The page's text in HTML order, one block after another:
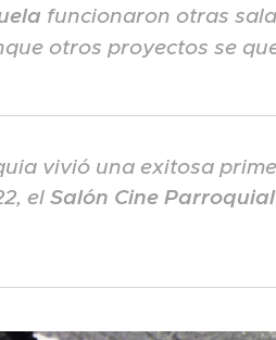
funcionaron otras
otros proyectos se
vivió una exitosa
el Salón Cine Parroquial